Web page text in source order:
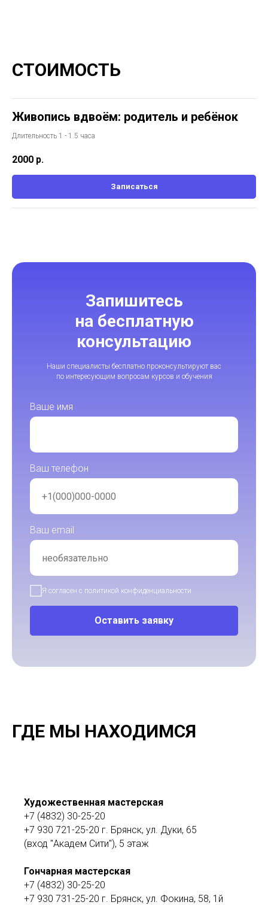
СТОИМОСТЬ
Живопись вдвоём: родитель и ребёнок
Длительность 1 - 1.5 часа
2000 р.
Записаться
Запишитесь
на бесплатную
консультацию
Наши специалисты бесплатно проконсультируют вас
по интересующим вопросам курсов и обучения
Ваше имя
Ваш телефон
Ваш email
Я согласен с политикой конфиденциальности
Оставить заявку
ГДЕ МЫ НАХОДИМСЯ
Художественная мастерская
+7 (4832) 30-25-20
+7 930 721-25-20 г. Брянск, ул. Дуки, 65
(вход "Академ Сити"), 5 этаж
Гончарная мастерская
+7 (4832) 30-25-20
+7 930 731-25-20 г. Брянск, ул. Фокина, 58, 1й